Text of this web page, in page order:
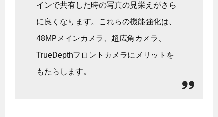
インで共有した時の写真の見栄えがさら
に良くなります。これらの機能強化は、
48MPメインカメラ、超広角カメラ、
TrueDepthフロントカメラにメリットを
もたらします。